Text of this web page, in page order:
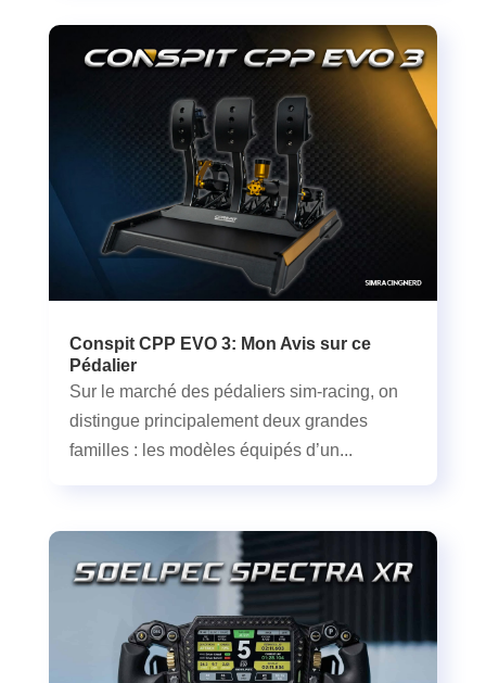
Conspit CPP EVO 3: Mon Avis sur ce
Pédalier
Sur le marché des pédaliers sim-racing, on
distingue principalement deux grandes
familles : les modèles équipés d’un...